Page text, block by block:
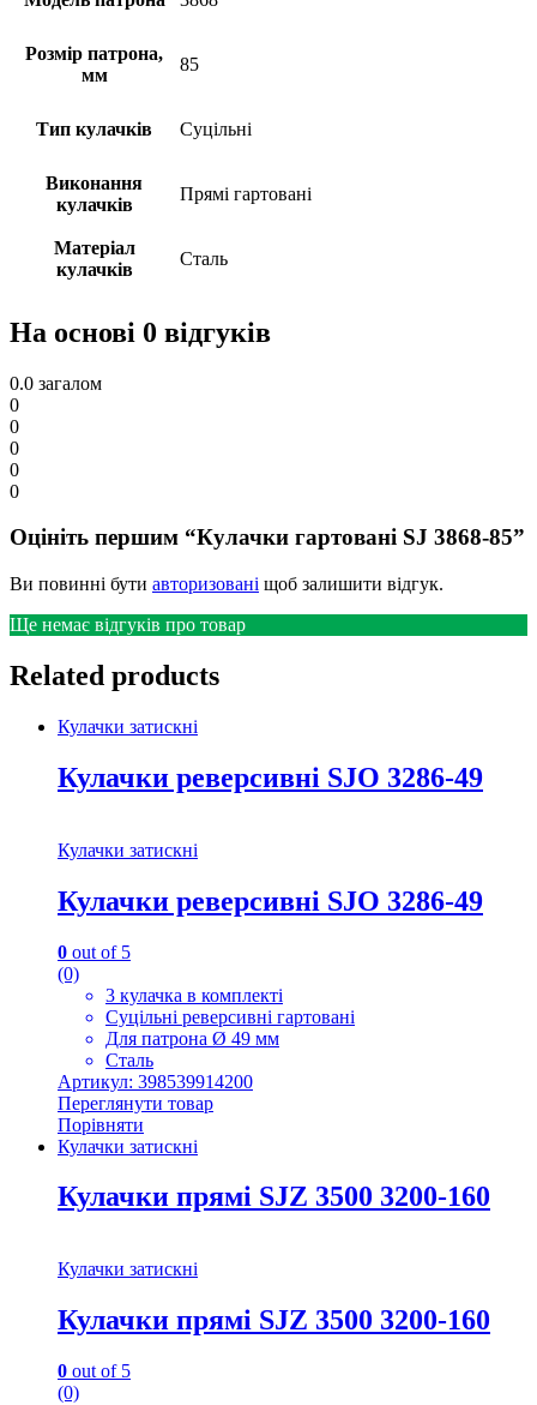
Розмір патрона,
мм
85
Тип кулачків Суцільні
Виконання
кулачків
Прямі гартовані
Матеріал
кулачків
Сталь
На основі 0 відгуків
0.0 загалом
0
0
0
0
0
Оцініть першим “Кулачки гартовані SJ 3868-85”
Ви повинні бути авторизовані щоб залишити відгук.
Ще немає відгуків про товар
Related products
Кулачки затискні
Кулачки реверсивні SJO 3286-49
Кулачки затискні
Кулачки реверсивні SJO 3286-49
0 out of 5
(0)
3 кулачка в комплекті
Суцільні реверсивні гартовані
Для патрона Ø 49 мм
Сталь
Артикул: 398539914200
Переглянути товар
Порівняти
Кулачки затискні
Кулачки прямі SJZ 3500 3200-160
Кулачки затискні
Кулачки прямі SJZ 3500 3200-160
0 out of 5
(0)